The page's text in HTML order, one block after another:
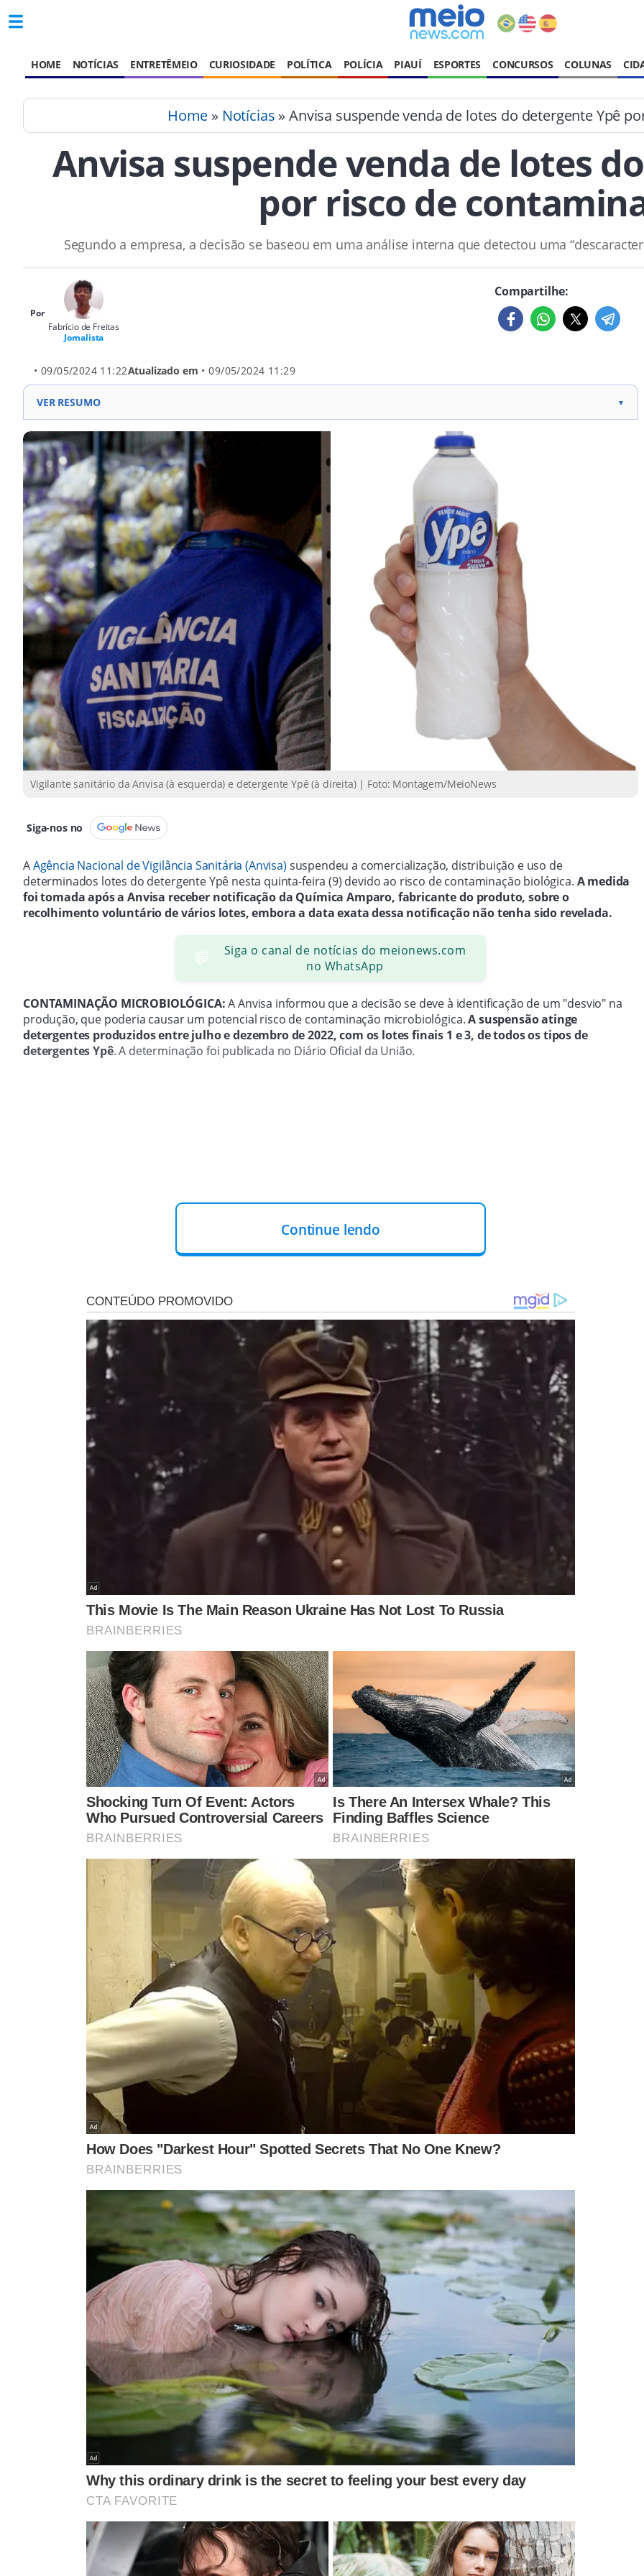
HOME NOTÍCIAS ENTRETÊMEIO CURIOSIDADE POLÍTICA POLÍCIA PIAUÍ ESPORTES CONCURSOS COLUNAS
Home » Notícias » Anvisa suspende venda de lotes do detergente Ypê
Anvisa suspende venda de lotes
por risco de
Segundo a empresa, a decisão se baseou em uma análise interna que detectou uma
Por
Fabrício de Freitas
Jornalista
• 09/05/2024 11:22Atualizado em • 09/05/2024 11:29
Compartilhe:
VER RESUMO ▼
Suspensão do Ypê: Anvisa suspende lotes do detergente Ypê por risco de contaminação biológica.
Recolhimento voluntário: Fabricante realizou recolhimento voluntário devido à mudança de odor. Lotes
afetados: Produtos fabricados entre julho e dezembro de 2022 com lotes finais 1 e 3.
Vigilante sanitário da Anvisa (à esquerda) e detergente Ypê (à direita) | Foto: Montagem/MeioNews
Siga-nos no
AAgência Nacional de Vigilância Sanitária (Anvisa) suspendeu a comercialização, distribuição e uso de
determinados lotes do detergente Ypê nesta quinta-feira (9) devido ao risco de contaminação biológica. A medida
foi tomada após a Anvisa receber notificação da Química Amparo, fabricante do produto, sobre o
recolhimento voluntário de vários lotes, embora a data exata dessa notificação não tenha sido revelada.
💬
Siga o canal de notícias do meionews.com
no WhatsApp
CONTAMINAÇÃO MICROBIOLÓGICA:A Anvisa informou que a decisão se deve à identificação de um "desvio" na
produção, que poderia causar um potencial risco de contaminação microbiológica.A suspensão atinge
detergentes produzidos entre julho e dezembro de 2022, com os lotes finais 1 e 3, de todos os tipos de
detergentes Ypê. A determinação foi publicada no Diário Oficial da União.
RISCO AOS CONSUMIDORES: A fabricante, Química Amparo, declarou que orecolhimento dos produtos
sido realizado há cerca de um mês. Segundo a empresa, a decisão se baseou em uma análise interna que detectou
uma "descaracterização" do odor tradicional dos detergentes, sem oferecer risco à saúde ou segurança dos
consumidores, embora perceptível ao olfato em alguns casos.
SEGURANÇA E QUALIDADE:
A empresa ressaltou que a medida é parte de seus esforços para manter a segurança
e a qualidade de seus produtos. A Química Amparo também enfatizou seu compromisso com a satisfação dos
clientes, tendo iniciado o recolhimento de lotes específicos em uma ação voluntária previamente submetida à
Veja a lista completa com todos os lotes divididos por marca abaixo:
Produto
Lotes atingidos
172051, 179054, 184054, 185054, 186054, 228054, 233011, 234011, 235011, 236011,
242054, 253011, 255011, 267051, 269051, 270051, 278011, 279011, 280011, 281011,
282011, 283011, 302051, 303051, 304051, 314011, 315011, 316011, 318011
DETERGENTE
Coco
029016, 030016, 036016, 038016, 057016, 058016, 148051, 149051, 151051, 212044,
213051, 215051, 216051, 217051, 218051, 219051, 220051, 221051, 228054, 232051,
233051, 236051, 238051, 243044, 248051, 249051, 256051, 257051, 258051, 272051,
273051, 274051, 275051, 276051, 277051, 284051, 286051, 288051, 289051, 290051,
291051, 298051, 299051, 300051, 301051, 317016, 331051, 333051, 33405, 031016, 188031,
225081, 226081, 227081, 239081, 270031, 281031, 282031, 283031, 295031, 323016,
DETERGENTE
Capim
Limão
225031, 226031, 242081, 314031, 323081, 325081, 060016, 173081, 174081, 175081,
176081, 177081, 178081, 223011, 224011, 239051, 240051, 242051, 271081, 272081,
273081, 299011, 300011, 302011, 303011, 326051, 327051, 336016, 337016, 338016,
346016, 347016
DETERGENTE
Limão
031016, 040016, 041016, 042016, 043016, 127011, 129011, 130011, 134081, 135081,
136081, 137081, 138081, 148011, 149011, 150011, 218011, 219011, 310011, 311011,
319016, 332016, 339016, 347016, 053016, 054016, 141031, 221081, 222081, 223081,
227081, 228081, 229081, 279081, 280081, 288031, 315031, 325016
Maçã
010016, 011016, 012016, 026016, 028016, 029016, 054016, 131011, 132011, 134011,
142011, 173011, 174011, 187011, 188011, 189011, 193011, 194011, 195011, 200051,
256011, 257011, 262011, 263011, 264011, 265011, 266011, 278061, 279061, 280061,
281061, 282061, 283051, 292011, 293011, 295011, 311011, 312011, 313011, 313061,
327011, 327016, 328011, 328016, 329011, 330011, 357016, 046016, 047016, 185081,
186081, 191081, 192081, 204101, 223081, 224081, 232081, 234081, 268031, 269031,
309031 e 310031
DETERGENTE
Neutro
019056, 020056, 037056, 038056, 039056, 054056, 055056, 173001, 174001, 186064,
188001, 211001, 212001, 225001, 226001, 228001, 228064, 237001, 239001, 272056,
320001, 321001, 322001, 324056, 325001, 325056, 326001, 326056, 327001, 331056,
336056, 338056, 356056, 236001, 016016, 017016, 024016, 025016, 026016, 038016,
039016, 040016, 172081, 172151, 173151, 174151, 175151, 176151, 177151, 178151,
188151, 207151, 208151, 209151, 210151, 211081, 212081, 225011, 226011, 227011,
228151, 229151, 230151, 232151, 233151, 234051, 234151, 235051.,235151, 236151,
239011, 241151, 279151, 282151, 283151, 317151, 318016, 318151, 321011, 322011,
325151, 326151, 327151, 328151, 333016, 342016, 346016, 349016, 048016, 049016,
050016, 051016, 176031, 177031, 207031, 208031, 227031, 229031, 236031, 237031,
238031, 282081, 316031, 317031, 318031, 319031, 323031, 325031, 326016, 327031,
353016, 355016, 052016, 171031, 173031, 174031, 209031, 230031, 232031, 233031,
234031, 235031, 239031 e 327016
Agência Nacional de Vigilância Sanitária (Anvisa) - Foto: Reprodução
Para mais informações, acesse meionews.com
Continue lendo